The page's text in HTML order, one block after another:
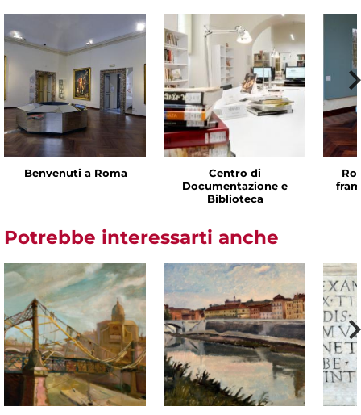
Benvenuti a Roma
Centro di
Documentazione e
Biblioteca
Potrebbe interessarti anche